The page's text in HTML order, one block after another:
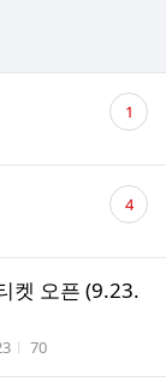
댓
글 1
댓
글 4
켓 오픈 (9.23.
조회수
70